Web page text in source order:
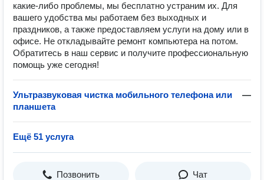
какие-либо проблемы, мы бесплатно устраним их. Для
вашего удобства мы работаем без выходных и
праздников, а также предоставляем услуги на дому или в
офисе. Не откладывайте ремонт компьютера на потом.
Обратитесь в наш сервис и получите профессиональную
помощь уже сегодня!
Ультразвуковая чистка мобильного телефона или
планшета
—
Ещё 51 услуга
Позвонить Чат